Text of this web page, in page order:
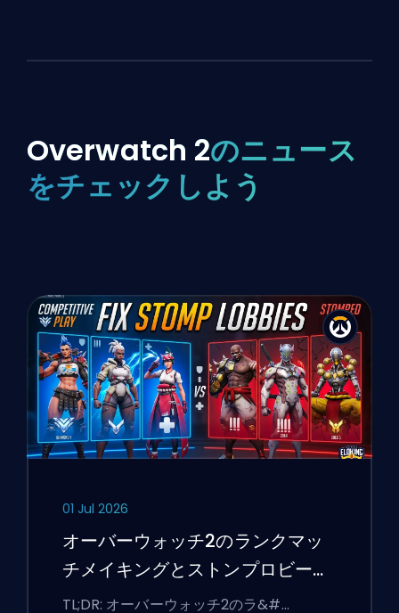
Overwatch 2のニュース
をチェックしよう
01 Jul 2026
オーバーウォッチ2のランクマッ
チメイキングとストンプロビーを
修正する方法
TL;DR: オーバーウォッチ2のラ&#…